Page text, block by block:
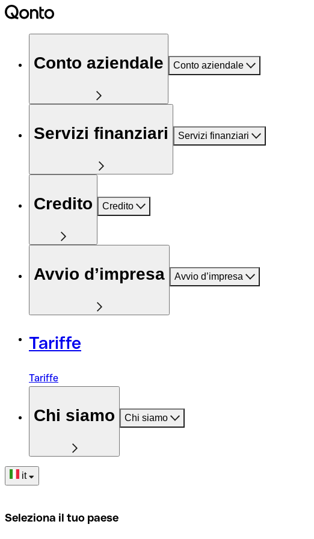
Conto aziendale Conto aziendale
Servizi finanziari Servizi finanziari
Credito Credito
Avvio d’impresa Avvio d’impresa
Tariffe
Tariffe
Chi siamo Chi siamo
it
Seleziona il tuo paese